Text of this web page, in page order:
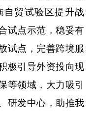
自贸试验区提升战
试点示范，稳妥有
试点，完善跨境服
极引导外资投向现
等领域，大力吸引
研发中心，助推我